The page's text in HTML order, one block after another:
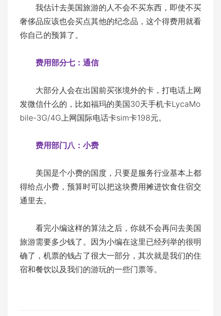
我估计去美国旅游的人不会不买东西，即使不买
奢侈品应该也会买点其他的纪念品，这个得费用就看
你自己的预算了。
费用部分七：通信
大部分人会在出国前买张境外的卡，打电话上网
发微信什么的，比如福玛的美国30天手机卡LycaMo
bile-3G/4G上网国际电话卡sim卡198元。
费用部门八：小费
美国是个小费的国度，只要是服务行业基本上都
得给点小费，预算时可以把这块费用摊进饮食住宿交
通里去。
看完小编这样的算法之后，你就不会再问去美国
旅游需要多少钱了。因为小编在这里已经列举的很明
确了，机票的钱占了很大一部分，其次就是我们的住
宿和餐饮以及我们的游玩的一些门票等。